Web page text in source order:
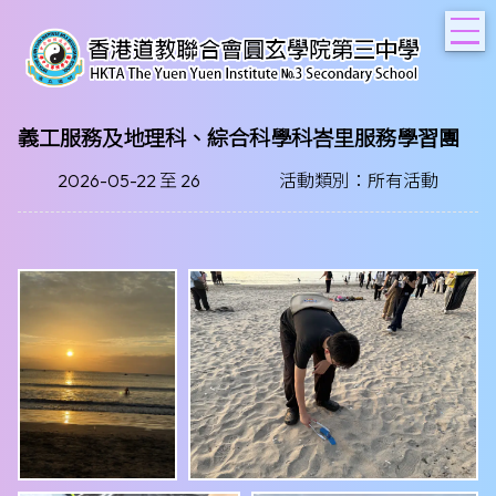
義工服務及地理科、綜合科學科峇里服務學習團
2026-05-22 至 26 活動類別：所有活動